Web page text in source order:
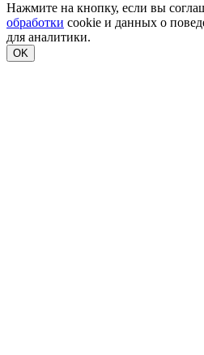
Нажмите на кнопку, если вы
обработки cookie и данных о
для аналитики.
OK